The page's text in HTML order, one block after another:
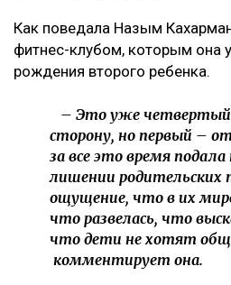
Как поведала Назым
фитнес-клубом, которым она
рождения второго ребенка.
– Это уже четвертый
сторону, но первый –
за все это время
лишении родительских
ощущение, что в их
что развелась, что
что дети не хотят
комментирует она.